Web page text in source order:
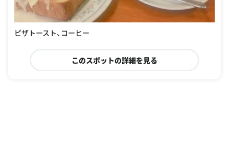
ピザトースト、コーヒー
このスポットの詳細を見る